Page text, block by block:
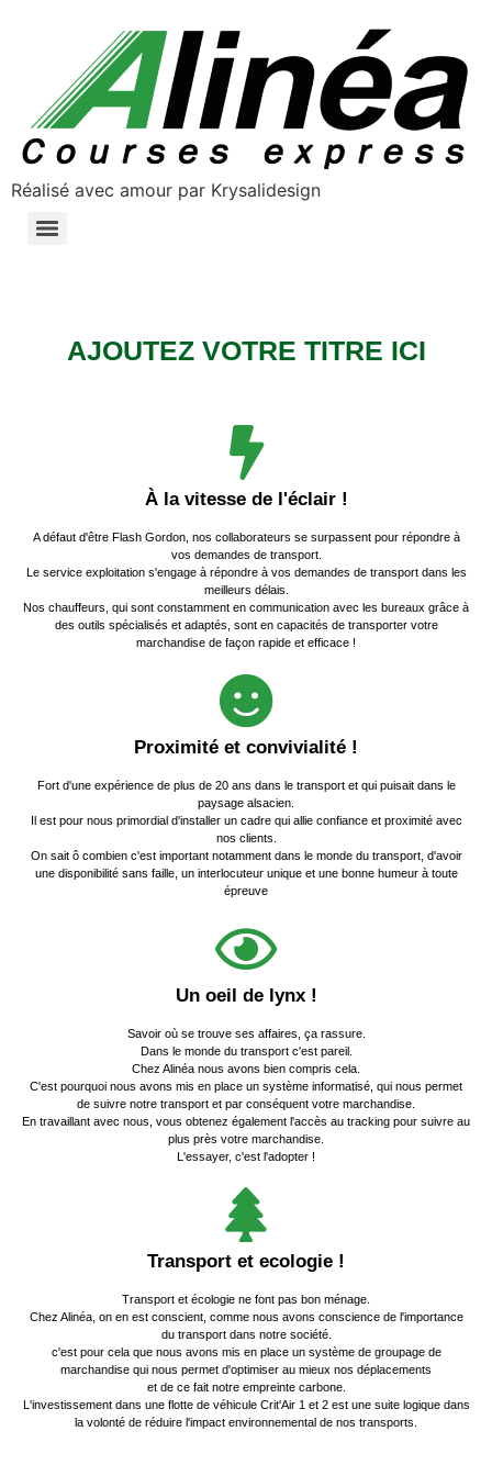
Réalisé avec amour par Krysalidesign
AJOUTEZ VOTRE TITRE ICI
À la vitesse de l'éclair !
A défaut d'être Flash Gordon, nos collaborateurs se surpassent pour répondre à
vos demandes de transport.
Le service exploitation s'engage à répondre à vos demandes de transport dans les
meilleurs délais.
Nos chauffeurs, qui sont constamment en communication avec les bureaux grâce à
des outils spécialisés et adaptés, sont en capacités de transporter votre
marchandise de façon rapide et efficace !
Proximité et convivialité !
Fort d'une expérience de plus de 20 ans dans le transport et qui puisait dans le
paysage alsacien.
Il est pour nous primordial d'installer un cadre qui allie confiance et proximité avec
nos clients.
On sait ô combien c'est important notamment dans le monde du transport, d'avoir
une disponibilité sans faille, un interlocuteur unique et une bonne humeur à toute
épreuve
Un oeil de lynx !
Savoir où se trouve ses affaires, ça rassure.
Dans le monde du transport c'est pareil.
Chez Alinéa nous avons bien compris cela.
C'est pourquoi nous avons mis en place un système informatisé, qui nous permet
de suivre notre transport et par conséquent votre marchandise.
En travaillant avec nous, vous obtenez également l'accès au tracking pour suivre au
plus près votre marchandise.
L'essayer, c'est l'adopter !
Transport et ecologie !
Transport et écologie ne font pas bon ménage.
Chez Alinéa, on en est conscient, comme nous avons conscience de l'importance
du transport dans notre société.
c'est pour cela que nous avons mis en place un système de groupage de
marchandise qui nous permet d'optimiser au mieux nos déplacements
et de ce fait notre empreinte carbone.
L'investissement dans une flotte de véhicule Crit'Air 1 et 2 est une suite logique dans
la volonté de réduire l'impact environnemental de nos transports.